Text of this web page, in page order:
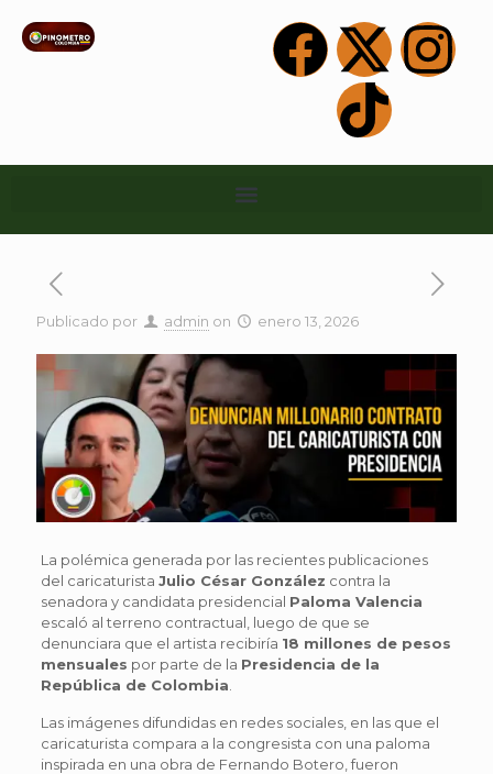
Publicado por admin on enero 13, 2026
La polémica generada por las recientes publicaciones
del caricaturista Julio César González contra la
senadora y candidata presidencial Paloma Valencia
escaló al terreno contractual, luego de que se
denunciara que el artista recibiría 18 millones de pesos
mensuales por parte de la Presidencia de la
República de Colombia
Las imágenes difundidas en redes sociales, en las que el
caricaturista compara a la congresista con una paloma
inspirada en una obra de Fernando Botero, fueron